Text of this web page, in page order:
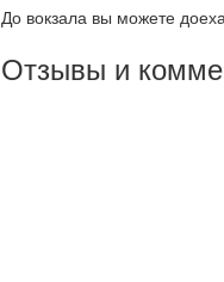
До вокзала вы можете
Отзывы и